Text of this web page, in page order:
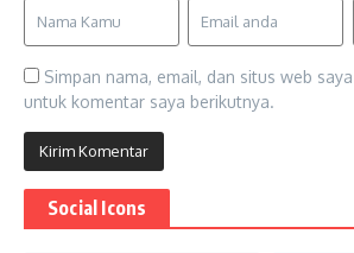
Simpan nama, email, dan situs web
untuk komentar saya berikutnya.
Social Icons